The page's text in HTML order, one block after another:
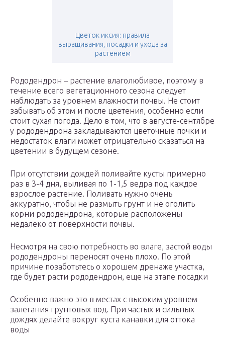
Цветок иксия: правила
выращивания, посадки и ухода за
растением
Рододендрон – растение влаголюбивое, поэтому в
течение всего вегетационного сезона следует
наблюдать за уровнем влажности почвы. Не стоит
забывать об этом и после цветения, особенно если
стоит сухая погода. Дело в том, что в августе-сентябре
у рододендрона закладываются цветочные почки и
недостаток влаги может отрицательно сказаться на
цветении в будущем сезоне.
При отсутствии дождей поливайте кусты примерно
раз в 3-4 дня, выливая по 1-1,5 ведра под каждое
взрослое растение. Поливать нужно очень
аккуратно, чтобы не размыть грунт и не оголить
корни рододендрона, которые расположены
недалеко от поверхности почвы.
Несмотря на свою потребность во влаге, застой воды
рододендроны переносят очень плохо. По этой
причине позаботьтесь о хорошем дренаже участка,
где будет расти рододендрон, еще на этапе посадки
Особенно важно это в местах с высоким уровнем
залегания грунтовых вод. При частых и сильных
дождях делайте вокруг куста канавки для оттока
воды